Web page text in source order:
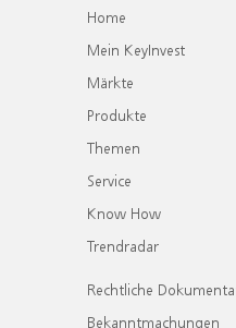
Home
Mein KeyInvest
Märkte
Produkte
Themen
Service
Know How
Trendradar
Rechtliche
Bekanntmachungen